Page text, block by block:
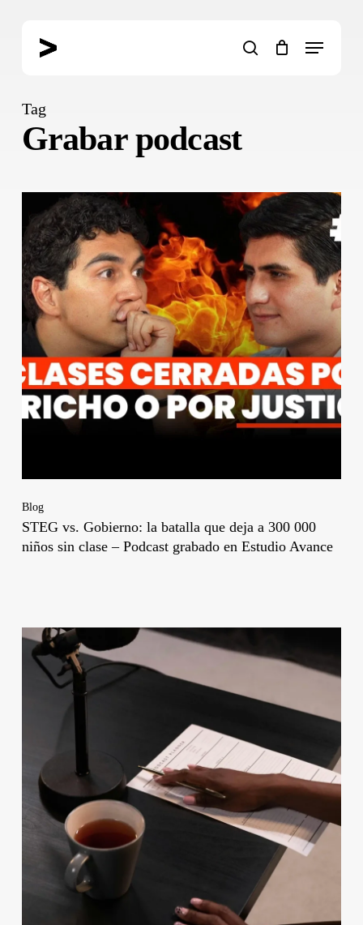
search
Menu
Tag
Grabar podcast
Blog
STEG vs. Gobierno: la batalla que deja a 300 000
niños sin clase – Podcast grabado en Estudio Avance